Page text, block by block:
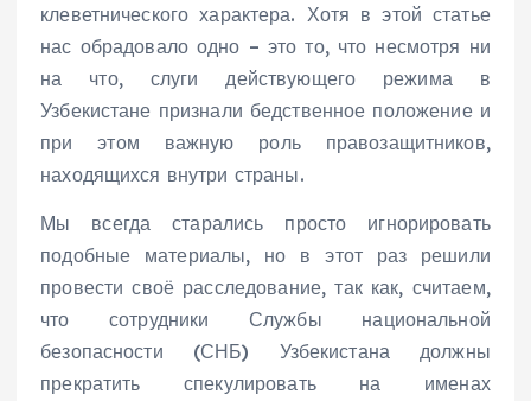
клеветнического характера. Хотя в этой статье
нас обрадовало одно – это то, что несмотря ни
на что, слуги действующего режима в
Узбекистане признали бедственное положение и
при этом важную роль правозащитников,
находящихся внутри страны.
Мы всегда старались просто игнорировать
подобные материалы, но в этот раз решили
провести своё расследование, так как, считаем,
что сотрудники Службы национальной
безопасности (СНБ) Узбекистана должны
прекратить спекулировать на именах